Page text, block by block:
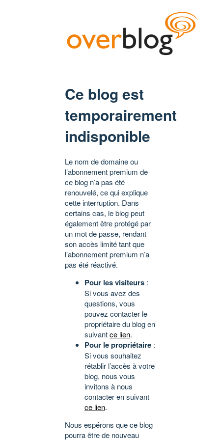
Ce blog est
temporairement
indisponible
Le nom de domaine ou
l’abonnement premium de
ce blog n’a pas été
renouvelé, ce qui explique
cette interruption. Dans
certains cas, le blog peut
également être protégé par
un mot de passe, rendant
son accès limité tant que
l’abonnement premium n’a
pas été réactivé.
Pour les visiteurs :
Si vous avez des
questions, vous
pouvez contacter le
propriétaire du blog en
suivantce lien.
Pour le propriétaire :
Si vous souhaitez
rétablir l’accès à votre
blog, nous vous
invitons à nous
contacter en suivant
ce lien.
Nous espérons que ce blog
pourra être de nouveau